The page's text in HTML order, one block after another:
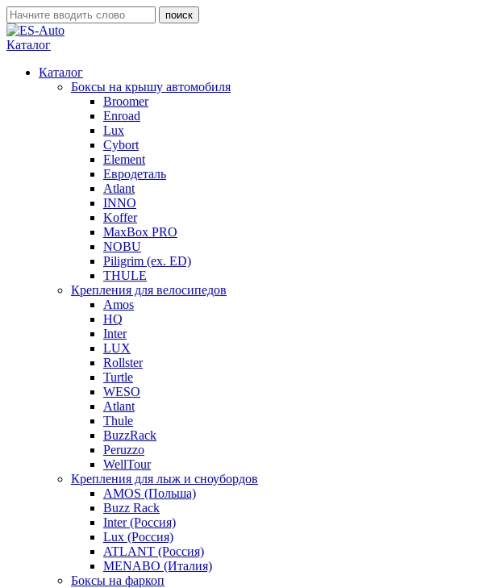
Каталог
Каталог
Боксы на крышу автомобиля
Broomer
Enroad
Lux
Cybort
Element
Евродеталь
Atlant
INNO
Koffer
MaxBox PRO
NOBU
Piligrim (ex. ED)
THULE
Крепления для велосипедов
Amos
HQ
Inter
LUX
Rollster
Turtle
WESO
Atlant
Thule
BuzzRack
Peruzzo
WellTour
Крепления для лыж и сноубордов
AMOS (Польша)
Buzz Rack
Inter (Россия)
Lux (Россия)
ATLANT (Россия)
MENABO (Италия)
Боксы на фаркоп